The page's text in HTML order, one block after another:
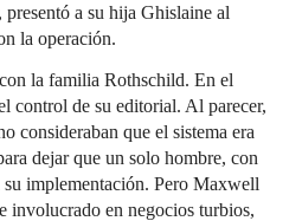
a su hija Ghislaine al
la operación.
la familia Rothschild. En el
control de su editorial. Al parecer,
consideraban que el sistema era
dejar que un solo hombre, con
implementación. Pero Maxwell
involucrado en negocios turbios,